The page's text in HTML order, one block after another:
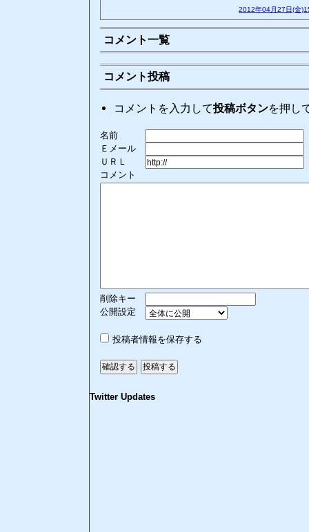
2012年04月27日(金
コメント一覧
コメント投稿
コメントを入力して投稿ボタンを押し
名前
Ｅメール
ＵＲＬ
コメント
削除キー
公開設定
投稿者情報を保存する
Twitter Updates